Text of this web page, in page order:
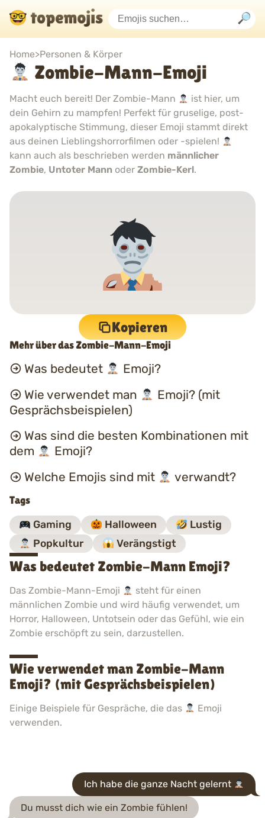
Home>Personen & Körper
Zombie-Mann-Emoji
Macht euch bereit! Der Zombie-Mann
ist hier, um
dein Gehirn zu mampfen! Perfekt für gruselige, post-
apokalyptische Stimmung, dieser Emoji stammt direkt
aus deinen Lieblingshorrorfilmen oder -spielen!
kann auch als beschrieben werden männlicher
Zombie, Untoter Mann oder Zombie-Kerl.
Kopieren
Mehr über das Zombie-Mann-Emoji
Was bedeutet
Emoji?
Wie verwendet man
Emoji? (mit
Gesprächsbeispielen)
Was sind die besten Kombinationen mit
dem
Emoji?
Welche Emojis sind mit
verwandt?
Tags
Gaming Halloween
Lustig
Popkultur
Verängstigt
Was bedeutet Zombie-Mann Emoji?
Das Zombie-Mann-Emoji
steht für einen
männlichen Zombie und wird häufig verwendet, um
Horror, Halloween, Untotsein oder das Gefühl, wie ein
Zombie erschöpft zu sein, darzustellen.
Wie verwendet man Zombie-Mann
Emoji? (mit Gesprächsbeispielen)
Einige Beispiele für Gespräche, die das
Emoji
verwenden.
Ich habe die ganze Nacht gelernt
Du musst dich wie ein Zombie fühlen!